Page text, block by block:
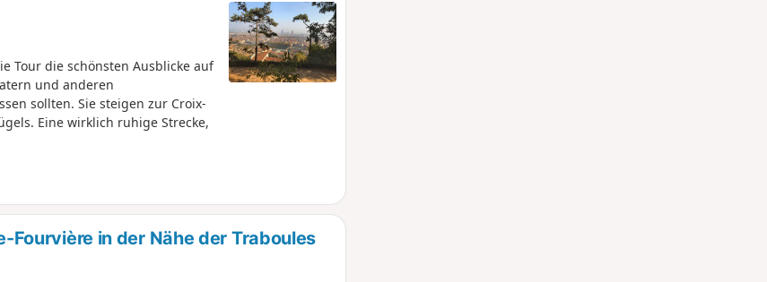
Tour die schönsten Ausblicke auf
und anderen
sollten. Sie steigen zur Croix-
Eine wirklich ruhige Strecke,
Fourvière in der Nähe der Traboules